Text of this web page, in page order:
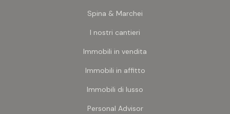
Spina & Marchei
I nostri cantieri
Immobili in vendita
Immobili in affitto
Immobili di lusso
Personal Advisor